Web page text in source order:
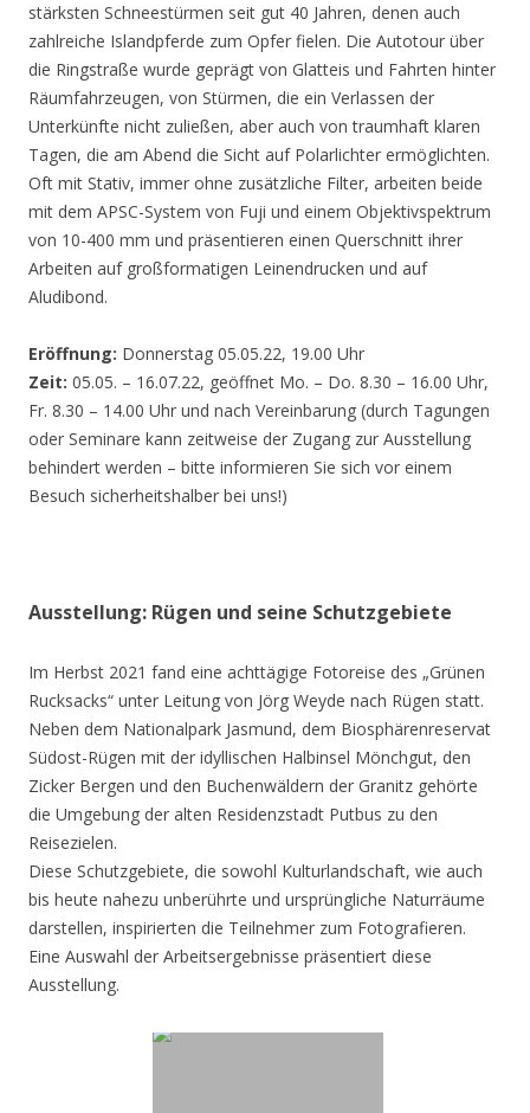
stärksten Schneestürmen seit gut 40 Jahren, denen auch
zahlreiche Islandpferde zum Opfer fielen. Die Autotour über
die Ringstraße wurde geprägt von Glatteis und Fahrten hinter
Räumfahrzeugen, von Stürmen, die ein Verlassen der
Unterkünfte nicht zuließen, aber auch von traumhaft klaren
Tagen, die am Abend die Sicht auf Polarlichter ermöglichten.
Oft mit Stativ, immer ohne zusätzliche Filter, arbeiten beide
mit dem APSC-System von Fuji und einem Objektivspektrum
von 10-400 mm und präsentieren einen Querschnitt ihrer
Arbeiten auf großformatigen Leinendrucken und auf
Aludibond.
Eröffnung: Donnerstag 05.05.22, 19.00 Uhr
Zeit: 05.05. – 16.07.22, geöffnet Mo. – Do. 8.30 – 16.00 Uhr,
Fr. 8.30 – 14.00 Uhr und nach Vereinbarung (durch Tagungen
oder Seminare kann zeitweise der Zugang zur Ausstellung
behindert werden – bitte informieren Sie sich vor einem
Besuch sicherheitshalber bei uns!)
Ausstellung: Rügen und seine Schutzgebiete
Im Herbst 2021 fand eine achttägige Fotoreise des „Grünen
Rucksacks“ unter Leitung von Jörg Weyde nach Rügen statt.
Neben dem Nationalpark Jasmund, dem Biosphärenreservat
Südost-Rügen mit der idyllischen Halbinsel Mönchgut, den
Zicker Bergen und den Buchenwäldern der Granitz gehörte
die Umgebung der alten Residenzstadt Putbus zu den
Reisezielen.
Diese Schutzgebiete, die sowohl Kulturlandschaft, wie auch
bis heute nahezu unberührte und ursprüngliche Naturräume
darstellen, inspirierten die Teilnehmer zum Fotografieren.
Eine Auswahl der Arbeitsergebnisse präsentiert diese
Ausstellung.